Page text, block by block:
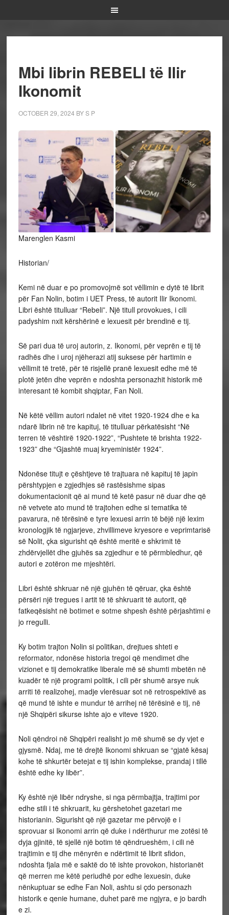
Mbi librin REBELI të Ilir
Ikonomit
OCTOBER 29, 2024 BYS P
Marenglen Kasmi
Historian/
Kemi në duar e po promovojmë sot vëllimin e dytë të librit
për Fan Nolin, botim i UET Press, të autorit Ilir Ikonomi.
Libri është titulluar “Rebeli”. Një titull provokues, i cili
padyshim nxit kërshërinë e lexuesit për brendinë e tij.
Së pari dua të uroj autorin, z. Ikonomi, për veprën e tij të
radhës dhe i uroj njëherazi atij suksese për hartimin e
vëllimit të tretë, për të risjellë pranë lexuesit edhe më të
plotë jetën dhe veprën e ndoshta personazhit historik më
interesant të kombit shqiptar, Fan Noli.
Në këtë vëllim autori ndalet në vitet 1920-1924 dhe e ka
ndarë librin në tre kapituj, të titulluar përkatësisht “Në
terren të vështirë 1920-1922”, “Pushtete të brishta 1922-
1923” dhe “Gjashtë muaj kryeministër 1924”.
Ndonëse titujt e çështjeve të trajtuara në kapituj të japin
përshtypjen e zgjedhjes së rastësishme sipas
dokumentacionit që ai mund të ketë pasur në duar dhe që
në vetvete ato mund të trajtohen edhe si tematika të
pavarura, në tërësinë e tyre lexuesi arrin të bëjë një lexim
kronologjik të ngjarjeve, zhvillimeve kryesore e veprimtarisë
së Nolit, çka sigurisht që është meritë e shkrimit të
zhdërvjellët dhe gjuhës sa zgjedhur e të përmbledhur, që
autori e zotëron me mjeshtëri.
Libri është shkruar në një gjuhën të qëruar, çka është
përsëri një tregues i artit të të shkruarit të autorit, që
fatkeqësisht në botimet e sotme shpesh është përjashtimi e
jo rregulli.
Ky botim trajton Nolin si politikan, drejtues shteti e
reformator, ndonëse historia tregoi që mendimet dhe
vizionet e tij demokratike liberale më së shumti mbetën në
kuadër të një programi politik, i cili për shumë arsye nuk
arriti të realizohej, madje vlerësuar sot në retrospektivë as
që mund të ishte e mundur të arrihej në tërësinë e tij, në
një Shqipëri sikurse ishte ajo e viteve 1920.
Noli qëndroi në Shqipëri realisht jo më shumë se dy vjet e
gjysmë. Ndaj, me të drejtë Ikonomi shkruan se “gjatë kësaj
kohe të shkurtër betejat e tij ishin komplekse, prandaj i tillë
është edhe ky libër”.
Ky është një libër ndryshe, si nga përmbajtja, trajtimi por
edhe stili i të shkruarit, ku gërshetohet gazetari me
historianin. Sigurisht që një gazetar me përvojë e i
sprovuar si Ikonomi arrin që duke i ndërthurur me zotësi të
dyja gjinitë, të sjellë një botim të qëndrueshëm, i cili në
trajtimin e tij dhe mënyrën e ndërtimit të librit sfidon,
ndoshta fjala më e saktë do të ishte provokon, historianët
që merren me këtë periudhë por edhe lexuesin, duke
nënkuptuar se edhe Fan Noli, ashtu si çdo personazh
historik e qenie humane, duhet parë me ngjyra, e jo bardh
e zi.